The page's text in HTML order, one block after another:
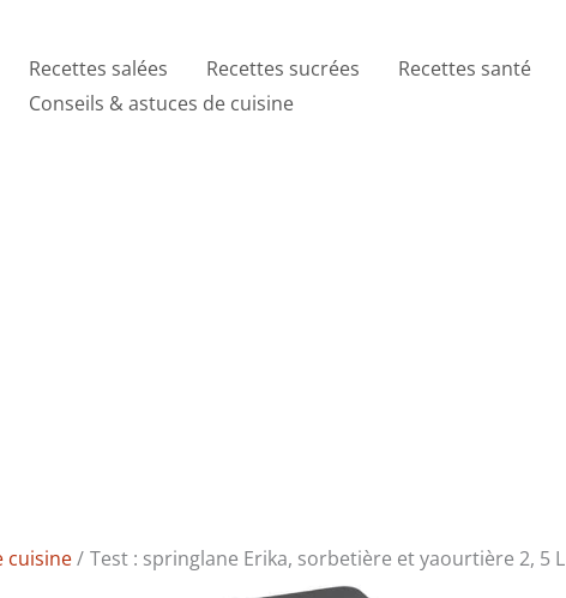
Recettes salées Recettes sucrées Recettes santé
Conseils & astuces de cuisine
cuisine Test : springlane Erika, sorbetière et yaourtière 2, 5 L